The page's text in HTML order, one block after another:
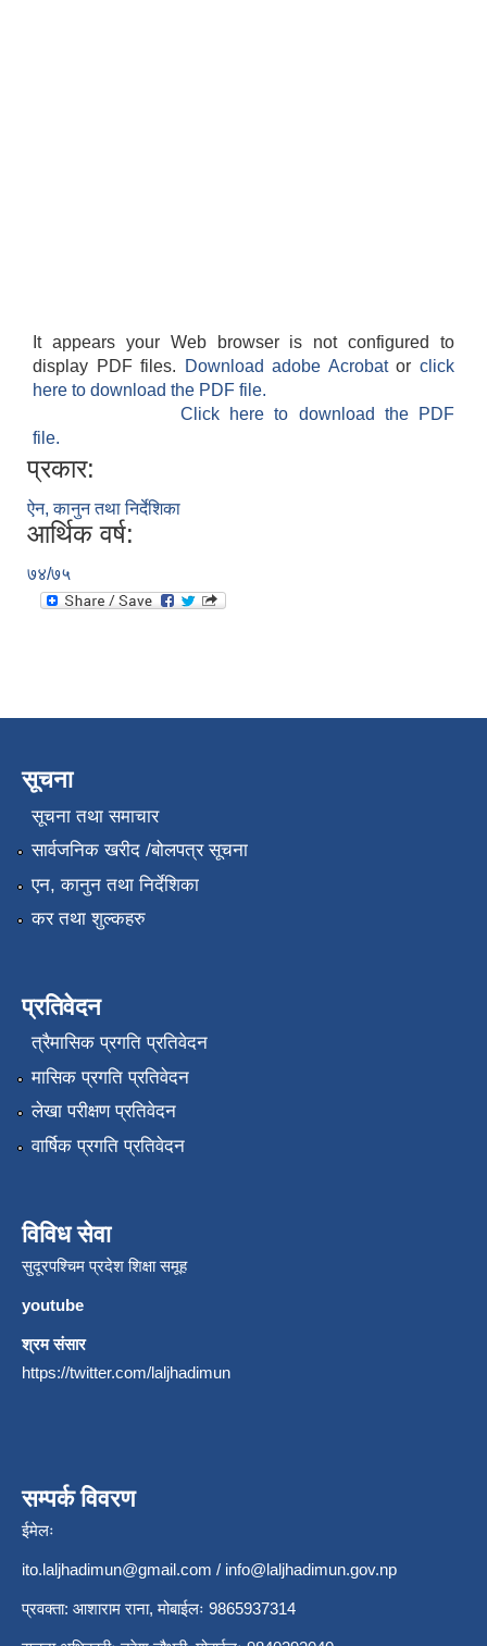
It appears your Web browser is not configured to
display PDF files.
Download adobe Acrobatorclick
here to download the PDF file.
Click here to download the PDF
file.
प्रकार:
ऐन, कानुन तथा निर्देशिका
आर्थिक वर्ष:
७४/७५
सूचना
सूचना तथा समाचार
सार्वजनिक खरीद /बोलपत्र सूचना
एन, कानुन तथा निर्देशिका
कर तथा शुल्कहरु
प्रतिवेदन
त्रैमासिक प्रगति प्रतिवेदन
मासिक प्रगति प्रतिवेदन
लेखा परीक्षण प्रतिवेदन
वार्षिक प्रगति प्रतिवेदन
विविध सेवा
सुदूरपश्चिम प्रदेश शिक्षा समूह
youtube
श्रम संसार
https://twitter.com/laljhadimun
सम्पर्क विवरण
ईमेलः
ito.laljhadimun@gmail.com / info@laljhadimun.gov.np
प्रवक्ता: आशाराम राना, मोबाईलः 9865937314